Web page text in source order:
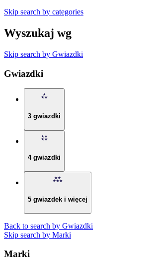
Skip search by categories
Wyszukaj wg
Skip search by Gwiazdki
Gwiazdki
3 gwiazdki
4 gwiazdki
5 gwiazdek i więcej
Back to search by Gwiazdki
Skip search by Marki
Marki